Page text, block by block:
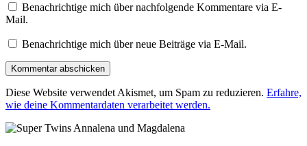
Benachrichtige mich über nachfolgende Kommentare via E-
Mail.
Benachrichtige mich über neue Beiträge via E-Mail.
Diese Website verwendet Akismet, um Spam zu reduzieren. Erfahre,
wie deine Kommentardaten verarbeitet werden.